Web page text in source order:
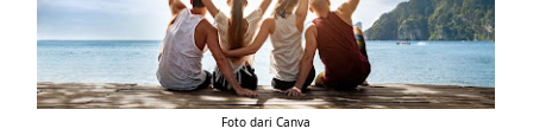
Foto dari Canva